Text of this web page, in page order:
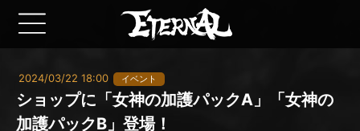
2024/03/22 18:00 イベント
ショップに「女神の加護パックA」「女神の
加護パックB」登場！